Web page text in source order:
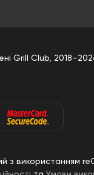
Grill Club,
з використанням